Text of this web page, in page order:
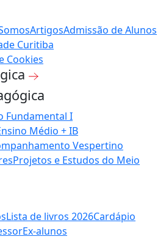
ArtigosAdmissão de Alunos
Curitiba
Cookies
Fundamental I
Médio + IB
Vespertino
Projetos e Estudos do Meio
Lista de livros 2026Cardápio
Ex-alunos